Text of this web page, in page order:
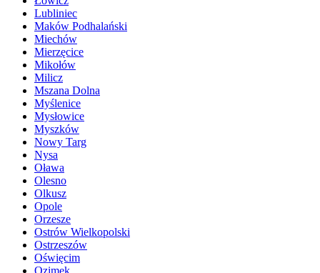
Lubliniec
Maków Podhalański
Miechów
Mierzęcice
Mikołów
Milicz
Mszana Dolna
Myślenice
Mysłowice
Myszków
Nowy Targ
Nysa
Oława
Olesno
Olkusz
Opole
Orzesze
Ostrów Wielkopolski
Ostrzeszów
Oświęcim
Ozimek